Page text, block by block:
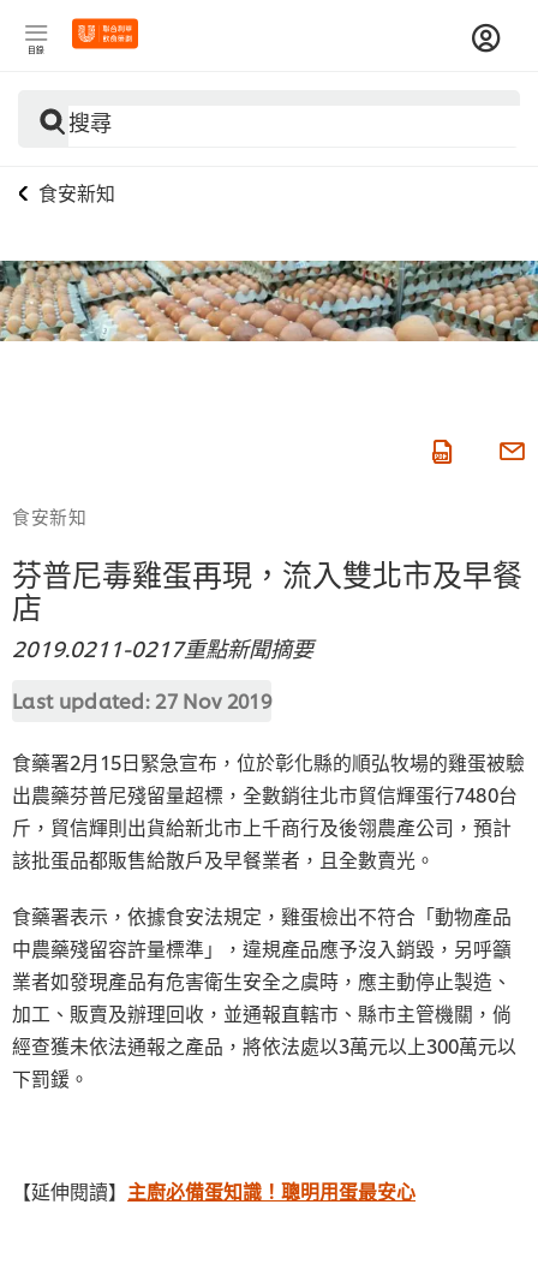
目錄
搜尋
食安新知
食安新知
芬普尼毒雞蛋再現，流入雙北市及早餐
店
2019.0211-0217重點新聞摘要
Last updated: 27 Nov 2019
食藥署2月15日緊急宣布，位於彰化縣的順弘牧場的雞蛋被驗
出農藥芬普尼殘留量超標，全數銷往北市貿信輝蛋行7480台
斤，貿信輝則出貨給新北市上千商行及後翎農產公司，預計
該批蛋品都販售給散戶及早餐業者，且全數賣光。
食藥署表示，依據食安法規定，雞蛋檢出不符合「動物產品
中農藥殘留容許量標準」，違規產品應予沒入銷毀，另呼籲
業者如發現產品有危害衛生安全之虞時，應主動停止製造、
加工、販賣及辦理回收，並通報直轄市、縣市主管機關，倘
經查獲未依法通報之產品，將依法處以3萬元以上300萬元以
下罰鍰。
【延伸閱讀】 主廚必備蛋知識！聰明用蛋最安心